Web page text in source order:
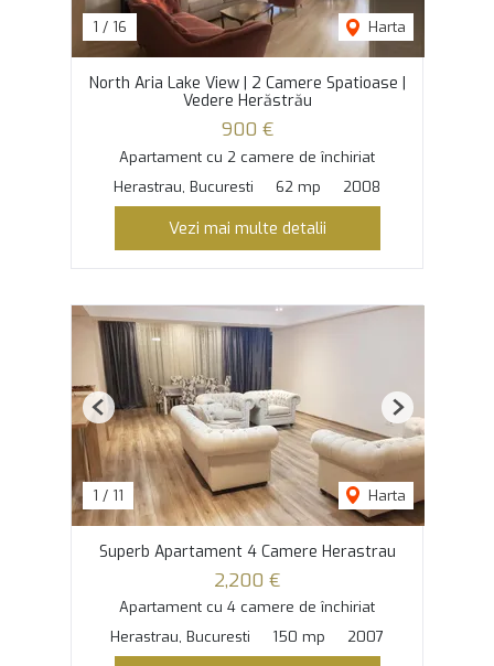
1 / 16 Harta
North Aria Lake View | 2 Camere Spatioase |
Vedere Herăstrău
900 €
Apartament cu 2 camere de închiriat
Herastrau, Bucuresti
62 mp 2008
Vezi mai multe detalii
1 / 11 Harta
Previous Next
Superb Apartament 4 Camere Herastrau
2,200 €
Apartament cu 4 camere de închiriat
Herastrau, Bucuresti
150 mp 2007